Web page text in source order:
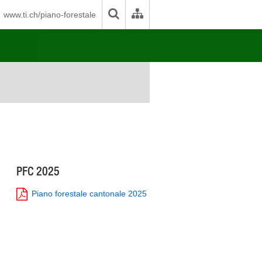
www.ti.ch/piano-forestale
PFC 2025
Piano forestale cantonale 2025